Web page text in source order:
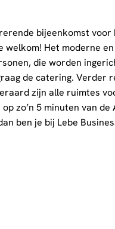
bijeenkomst
welkom! Het moderne
die worden
de catering. Verder
zijn alle ruimtes
zo’n 5 minuten van de
ben je bij Lebe